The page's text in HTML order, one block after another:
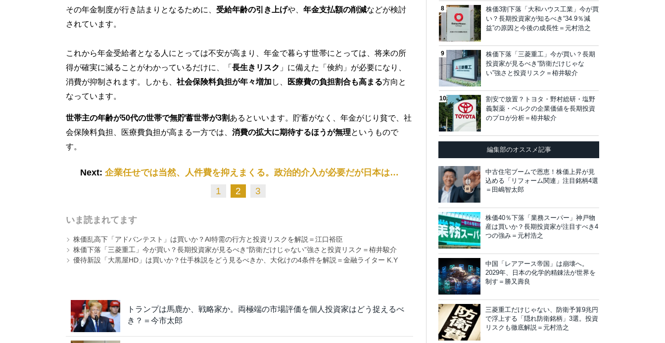
その年金制度が行き詰まりとなるために、 受給年齢の引き上げや、 年金支払額の削減などが検討
されています。
これから年金受給者となる人にとっては不安が高まり、年金で暮らす世帯にとっては、将来の所
得が確実に減ることがわかっているだけに、「 長生きリスク 」に備えた「倹約」が必要になり、
消費が抑制されます。しかも、 社会保険料負担が年々増加 し、 医療費の負担割合も高まる方向と
なっています。
世帯主の年齢が50代の世帯で無貯蓄世帯が3割あるといいます。貯蓄がなく、年金がじり貧で、社
会保険料負担、医療費負担が高まる一方では、 消費の拡大に期待するほうが無理というもので
す。
Next: 企業任せでは当然、人件費を抑えまくる。政治的介入が必要だが日本は…
1 2 3
いま読まれてます
株価乱高下「アドバンテスト」は買いか？AI特需の行方と投資リスクを解説＝江口裕臣
株価下落「三菱重工」今が買い？長期投資家が見るべき“防衛だけじゃない”強さと投資リスク＝栫井駿介
優待新設「大黒屋HD」は買いか？仕手株説をどう見るべきか、大化けの4条件を解説＝金融ライター K.Y
トランプは馬鹿か、戦略家か。両極端の市場評価を個人投資家はどう捉えるべ
き？＝今市太郎
株価3割下落「大和ハウス工業」今が買
い？長期投資家が知るべき“34.9％減
益”の原因と今後の成長性＝元村浩之
株価下落「三菱重工」今が買い？長期
投資家が見るべき“防衛だけじゃな
い”強さと投資リスク＝栫井駿介
割安で放置？トヨタ・野村総研・塩野
義製薬・ベルクの企業価値を長期投資
のプロが分析＝栫井駿介
編集部のオススメ記事
中古住宅ブームで恩恵！株価上昇が見
込める「リフォーム関連」注目銘柄4選
＝田嶋智太郎
株価40％下落「業務スーパー」神戸物
産は買いか？長期投資家が注目すべき4
つの強み＝元村浩之
中国「レアアース帝国」は崩壊へ。
2029年、日本の化学的精錬法が世界を
制す＝勝又壽良
三菱重工だけじゃない、防衛予算9兆円
で浮上する「隠れ防衛銘柄」3選。投資
リスクも徹底解説＝元村浩之